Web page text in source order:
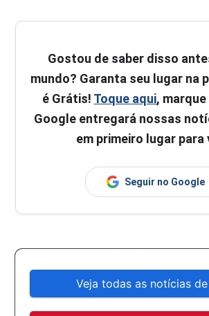
Gostou de saber disso
mundo? Garanta seu lugar na
é Grátis! Toque aqui, marque
Google entregará nossas
em primeiro lugar para
Seguir no Google
Veja todas as notícias